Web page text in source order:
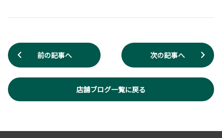
前の記事へ
店舗ブログ一覧に戻る
次の記事へ